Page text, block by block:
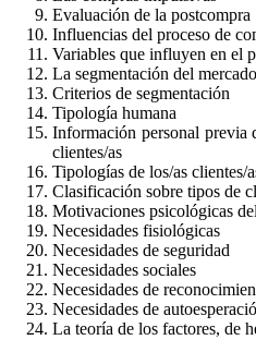
Evaluación de la postcompra
Influencias del proceso de
Variables que influyen en el
La segmentación del mercado
Criterios de segmentación
Tipología humana
Información personal previa
clientes/as
Tipologías de los/as clientes/
Clasificación sobre tipos de
Motivaciones psicológicas
Necesidades fisiológicas
Necesidades de seguridad
Necesidades sociales
Necesidades de
Necesidades de
La teoría de los factores, de